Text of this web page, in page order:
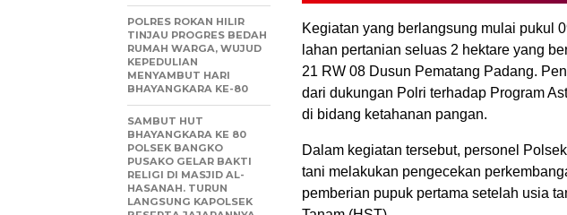
Kegiatan yang berlangsung mulai pukul
lahan pertanian seluas 2 hektare yang
21 RW 08 Dusun Pematang Padang.
dari dukungan Polri terhadap Program
di bidang ketahanan pangan.
Dalam kegiatan tersebut, personel
tani melakukan pengecekan
pemberian pupuk pertama setelah usia
POLRES ROKAN HILIR
TINJAU PROGRES BEDAH
RUMAH WARGA, WUJUD
KEPEDULIAN
MENYAMBUT HARI
BHAYANGKARA KE-80
SAMBUT HUT
BHAYANGKARA KE 80
POLSEK BANGKO
PUSAKO GELAR BAKTI
RELIGI DI MASJID AL-
HASANAH. TURUN
LANGSUNG KAPOLSEK